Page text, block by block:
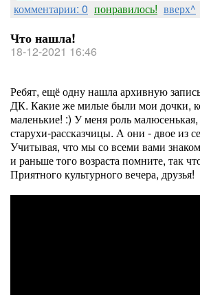
комментарии: 0 понравилось! вверх^
Что нашла!
18-12-2021 16:46
Ребят, ещё одну нашла архивную
ДК. Какие же милые были мои дочки,
маленькие! :) У меня роль малюсенькая,
старухи-рассказчицы. А они - двое из
Учитывая, что мы со всеми вами
и раньше того возраста помните, так
Приятного культурного вечера, друзья!